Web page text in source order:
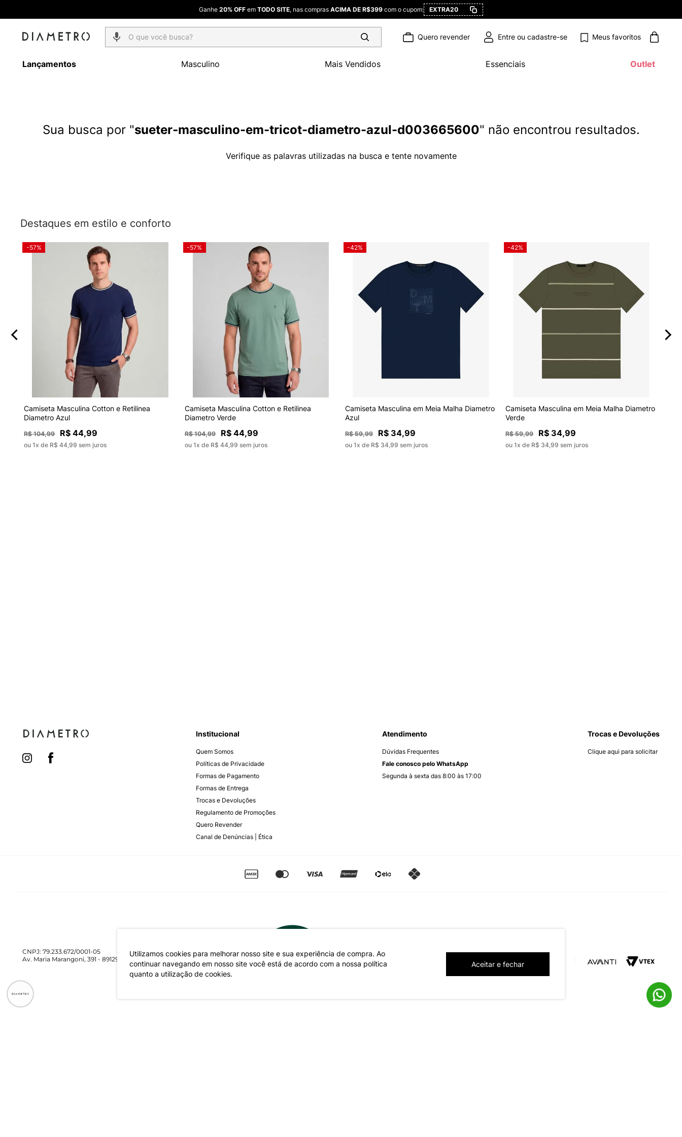
Utilizamos cookies para melhorar nosso site e sua experiência de compra. Ao
continuar navegando em nosso site você está de acordo com a nossa política
quanto a utilização de cookies.
Aceitar e fechar
Ganhe 20% OFF em TODO SITE, nas compras ACIMA DE R$399 com o cupom: EXTRA20
O que você busca?
Quero revender Meus favoritos
Lançamentos Masculino Mais Vendidos Essenciais Outlet
sueter-masculino-em-tricot-diametro-azul-d003665600
Destaques em estilo e conforto
-57%
Camiseta Masculina Cotton e Retilinea
Diametro Azul
R$ 104,99 R$ 44,99
ou 1x de R$ 44,99 sem juros
-57%
Camiseta Masculina Cotton e Retilinea
Diametro Verde
R$ 104,99 R$ 44,99
ou 1x de R$ 44,99 sem juros
-42%
Camiseta Masculina em Meia Malha Diametro
Azul
R$ 59,99 R$ 34,99
ou 1x de R$ 34,99 sem juros
-42%
Camiseta Masculina em Meia Malha Diametro
Verde
R$ 59,99 R$ 34,99
ou 1x de R$ 34,99 sem juros
Institucional
Quem Somos
Políticas de Privacidade
Formas de Pagamento
Formas de Entrega
Trocas e Devoluções
Regulamento de Promoções
Quero Revender
Canal de Denúncias | Ética
Atendimento
Dúvidas Frequentes
Fale conosco pelo WhatsApp
Segunda à sexta das 8:00 às 17:00
Trocas e Devoluções
Clique aqui para solicitar
CNPJ: 79.233.672/0001-05
Av. Maria Marangoni, 391 - 89129-080 - Luiz Alves - SC